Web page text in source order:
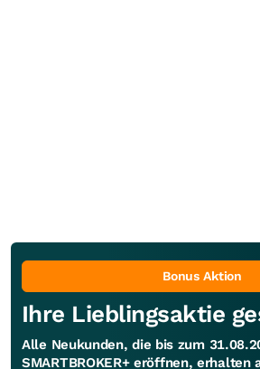
Bonus Aktion
Ihre Lieblingsaktie
Alle Neukunden, die bis zum
SMARTBROKER+ eröffnen, erhalten